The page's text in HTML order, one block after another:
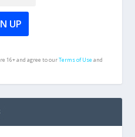
16+ and agree to ourTerms of Useand